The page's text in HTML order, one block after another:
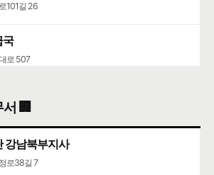
101길 26
국
로 507
🏢
강남북부지사
로38길 7